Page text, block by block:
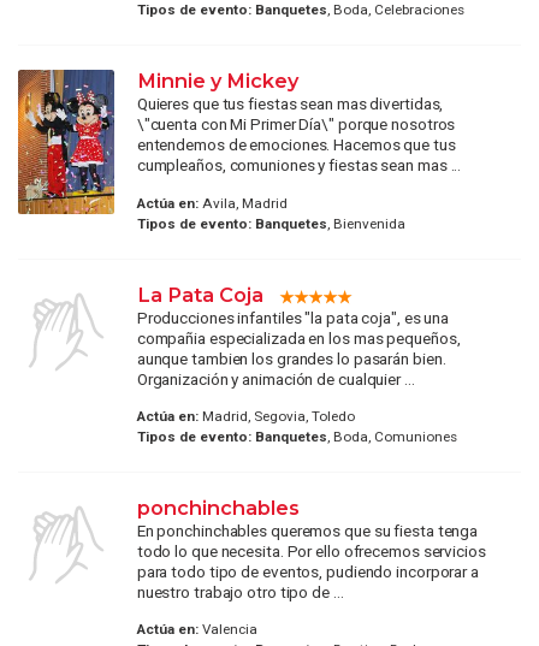
Tipos de evento: Banquetes, Boda, Celebraciones
Minnie y Mickey
Quieres que tus fiestas sean mas divertidas,
\"cuenta con Mi Primer Día\" porque nosotros
entendemos de emociones. Hacemos que tus
cumpleaños, comuniones y fiestas sean mas ...
Actúa en:Avila, Madrid
Tipos de evento: Banquetes , Bienvenida
La Pata Coja
Producciones infantiles "la pata coja", es una
compañia especializada en los mas pequeños,
aunque tambien los grandes lo pasarán bien.
Organización y animación de cualquier ...
Actúa en:Madrid, Segovia, Toledo
Tipos de evento: Banquetes, Boda, Comuniones
ponchinchables
En ponchinchables queremos que su fiesta tenga
todo lo que necesita. Por ello ofrecemos servicios
para todo tipo de eventos, pudiendo incorporar a
nuestro trabajo otro tipo de ...
Actúa en:Valencia